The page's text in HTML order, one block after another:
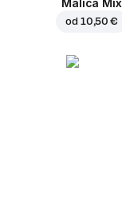
Malica Mix
od 10,50 €